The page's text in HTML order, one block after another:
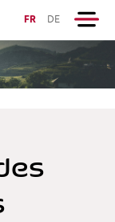
FR DE